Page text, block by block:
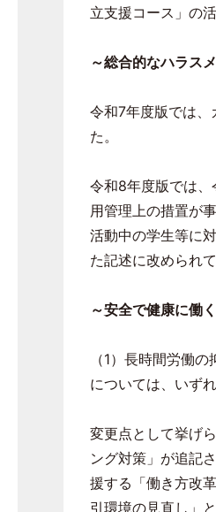
立支援コース」の
～総合的なハラス
令和7年度版では、
た。
令和8年度版では、
用管理上の措置が
活動中の学生等に
た記述に改められて
～安全で健康に働
（1）長時間労働の
については、いず
変更点として挙げ
ング対策」が追記
援する「働き方改
引環境の見直し」